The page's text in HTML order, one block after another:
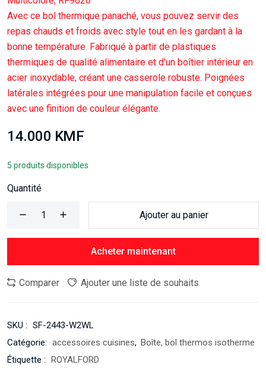
Avec ce bol thermique panaché, vous pouvez servir des
repas chauds et froids avec style tout en les gardant à la
bonne température. Fabriqué à partir de plastiques
thermiques de qualité alimentaire et d'un boîtier intérieur en
acier inoxydable, créant une casserole robuste. Poignées
latérales intégrées pour une manipulation facile et conçues
avec une finition de couleur élégante.
14.000 KMF
5 produits disponibles
Quantité
Ajouter au panier
Acheter maintenant
Comparer Ajouter une liste de souhaits
SKU : SF-2443-W2WL
Catégorie: accessoires cuisines, Boîte, bol thermos isotherme
Étiquette : ROYALFORD